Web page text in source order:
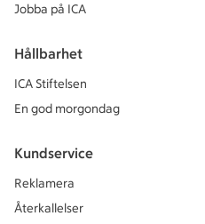
Jobba på ICA
Hållbarhet
ICA Stiftelsen
En god morgondag
Kundservice
Reklamera
Återkallelser